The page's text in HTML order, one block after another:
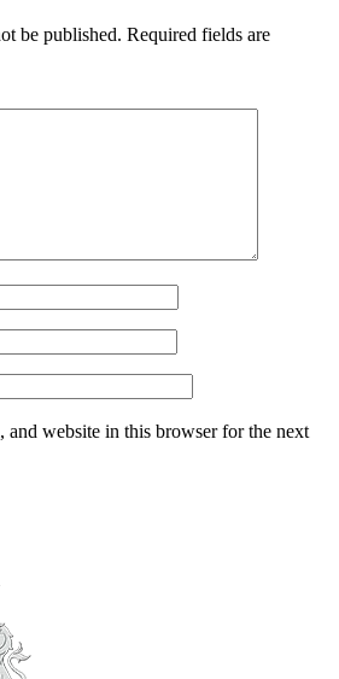
be published. Required fields are
and website in this browser for the next